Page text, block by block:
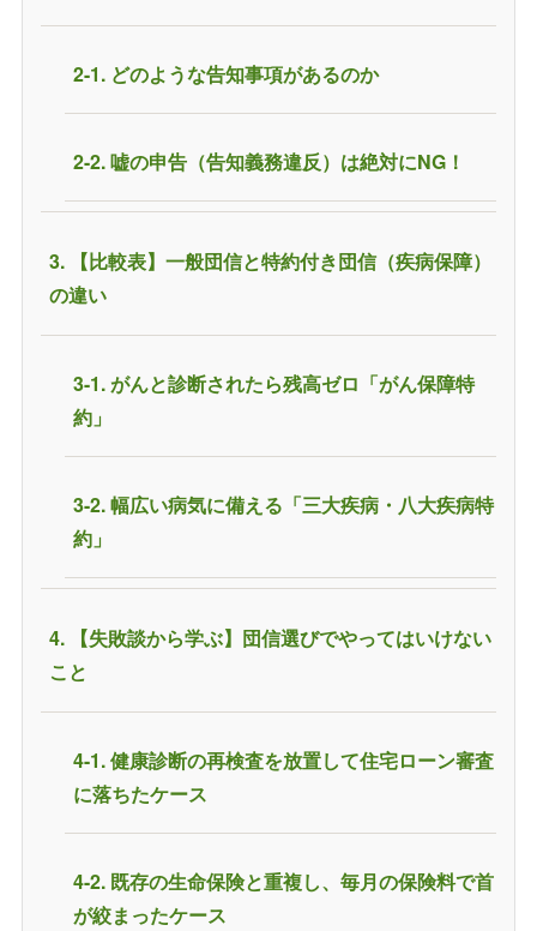
2-1. どのような告知事項があるのか
2-2. 嘘の申告（告知義務違反）は絶対にNG！
3. 【比較表】一般団信と特約付き団信（疾病保障）
の違い
3-1. がんと診断されたら残高ゼロ「がん保障特
約」
3-2. 幅広い病気に備える「三大疾病・八大疾病特
約」
4. 【失敗談から学ぶ】団信選びでやってはいけない
こと
4-1. 健康診断の再検査を放置して住宅ローン審査
に落ちたケース
4-2. 既存の生命保険と重複し、毎月の保険料で首
が絞まったケース